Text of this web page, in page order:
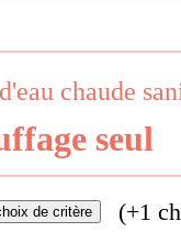
chaude
seul
de critère (+1